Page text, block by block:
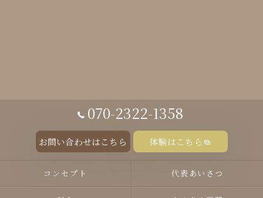
070-2322-1358
お問い合わせはこちら 体験はこちら
コンセプト 代表あいさつ